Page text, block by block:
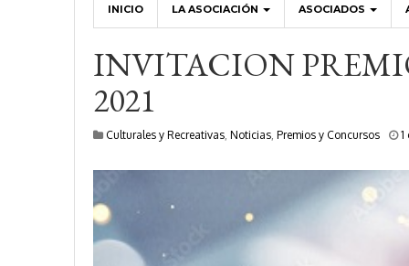
INICIO LA ASOCIACIÓN ASOCIADOS
INVITACION
2021
Culturales y Recreativas, Noticias, Premios y Concursos 1